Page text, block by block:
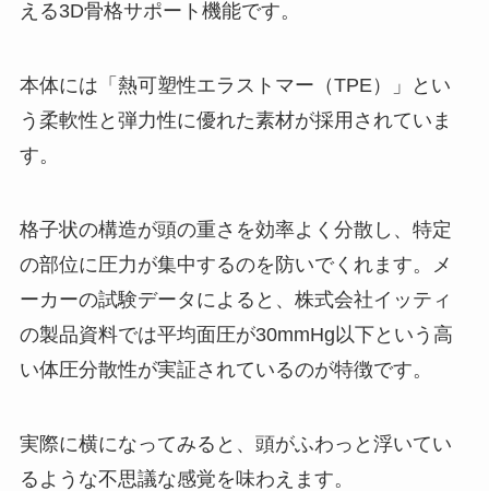
える3D骨格サポート機能です。
本体には「熱可塑性エラストマー（TPE）」とい
う柔軟性と弾力性に優れた素材が採用されていま
す。
格子状の構造が頭の重さを効率よく分散し、特定
の部位に圧力が集中するのを防いでくれます。メ
ーカーの試験データによると、株式会社イッティ
の製品資料では平均面圧が30mmHg以下という高
い体圧分散性が実証されているのが特徴です。
実際に横になってみると、頭がふわっと浮いてい
るような不思議な感覚を味わえます。